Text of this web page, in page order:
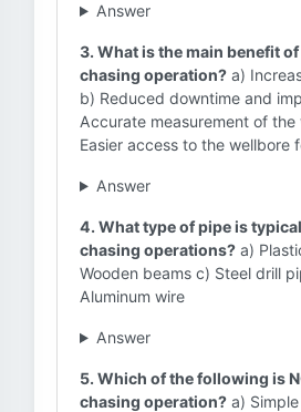
Answer
3. What is the main benefit
chasing operation? a)
b) Reduced downtime and
Accurate measurement of
Easier access to the wellbore
Answer
4. What type of pipe is
chasing operations? a)
Wooden beams c) Steel drill
Aluminum wire
Answer
5. Which of the following is
chasing operation? a)